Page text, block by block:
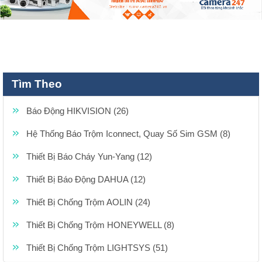
Tìm Theo
Báo Động HIKVISION (26)
Hệ Thống Báo Trộm Iconnect, Quay Số Sim GSM (8)
Thiết Bị Báo Cháy Yun-Yang (12)
Thiết Bị Báo Động DAHUA (12)
Thiết Bị Chống Trộm AOLIN (24)
Thiết Bị Chống Trộm HONEYWELL (8)
Thiết Bị Chống Trộm LIGHTSYS (51)